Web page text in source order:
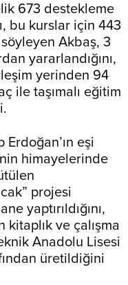
673 destekleme
bu kurslar için 443
Akbaş, 3
yararlandığını,
yerinden 94
ile taşımalı eğitim
eşi
himayelerinde
projesi
yaptırıldığını,
ve çalışma
Anadolu Lisesi
üretildiğini